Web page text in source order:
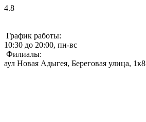
4.8
График работы:
10:30 до 20:00, пн-вс
Филиалы:
аул Новая Адыгея, Береговая улица, 1к8